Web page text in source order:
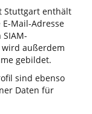
Stuttgart enthält
Mail-Adresse
wird außerdem
gebildet.
sind ebenso
Daten für